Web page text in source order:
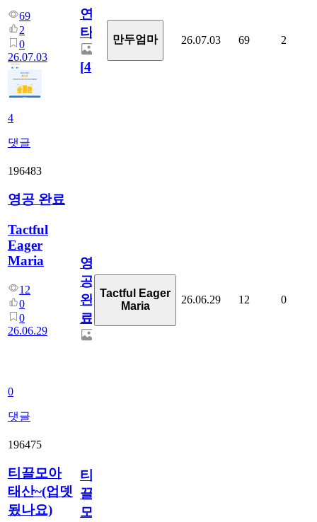
69
2
0
26.07.03
4
댓글
연
타
[4]
만두엄마 26.07.03 69 2
196483
영공 완료
Tactful
Eager
Maria
12
0
0
26.06.29
0
댓글
영
공
완
료
Tactful Eager
Maria
26.06.29 12 0
196475
티끌모아
태산~(업뎃
됬나요)
티
끌
모